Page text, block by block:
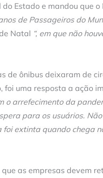
Estado e mandou que
de Passageiros do
Natal “, em que não
de ônibus deixaram de
foi uma resposta a ação
o arrefecimento da
para os usuários.
foi extinta quando chega
que as empresas devem